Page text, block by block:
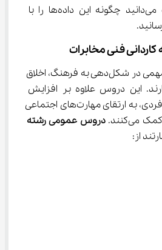
متخصصی هستید که می‌دانید چگونه این داده‌ها را با
فنی مخابرات
دروس عمومی نقش مهمی در شکل‌دهی به فرهنگ، اخلاق
این دروس علاوه بر افزایش
توانمندی‌های فکری و فردی، به ارتقای مهارت‌های اجتماعی
می‌کنند.
دروس عمومی رشته
از: